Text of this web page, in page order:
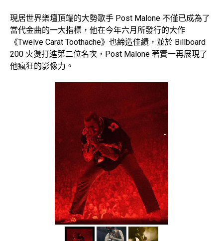
現居世界樂壇頂端的大勢歌手 Post Malone 不僅已成為了
當代金曲的一大指標，他在今年六月所發行的大作
《Twelve Carat Toothache》也締造佳績，並於 Billboard
200 火燙打進第二位名次，Post Malone 著實一再展現了
他瘋狂的影像力。